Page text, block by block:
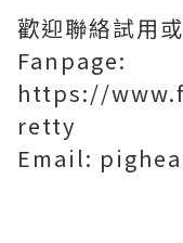
歡迎聯絡試用
Fanpage:
https://
retty
Email: